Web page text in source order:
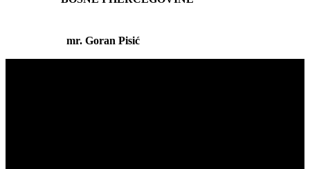
mr. Goran Pisić